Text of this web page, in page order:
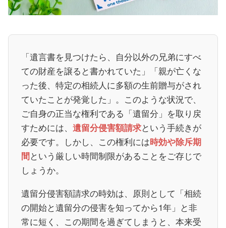
「遺言書を見つけたら、自分以外の兄弟にすべ
ての財産を譲ると書かれていた」「親が亡くな
った後、特定の相続人に多額の生前贈与がされ
ていたことが発覚した」。このような状況で、
ご自身の正当な権利である「遺留分」を取り戻
すためには、 遺留分侵害額請求という手続きが
必要です。しかし、この権利には時効や除斥期
間という厳しい時間制限があることをご存じで
しょうか。
遺留分侵害額請求の時効は、原則として「相続
の開始と遺留分の侵害を知ってから1年」と非
常に短く、この期間を過ぎてしまうと、本来受